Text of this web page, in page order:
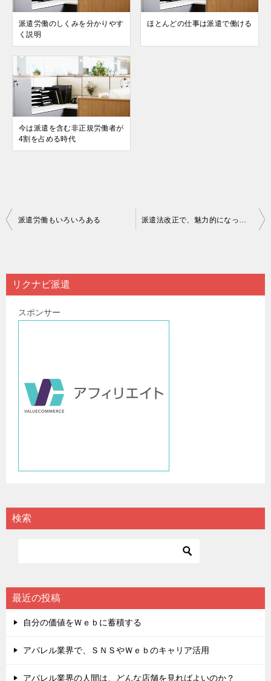
派遣労働のしくみを分かりやす
く説明
ほとんどの仕事は派遣で働ける
今は派遣を含む非正規労働者が
4割を占める時代
投
ビ
ゲ
派遣労働もいろいろある 派遣法改正で、魅力的になった派遣の仕事
リクナビ派遣
スポンサー
検索
最近の投稿
自分の価値をＷｅｂに蓄積する
アパレル業界で、ＳＮＳやＷｅｂのキャリア活用
アパレル業界の人間は、どんな店舗を見ればよいのか？